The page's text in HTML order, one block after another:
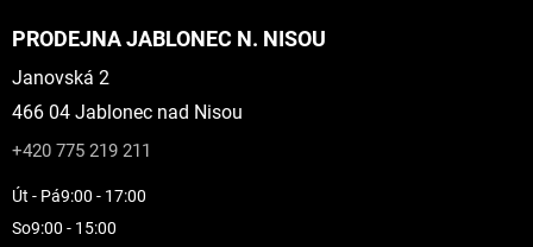
PRODEJNA JABLONEC N. NISOU
Janovská 2
466 04 Jablonec nad Nisou
+420 775 219 211
Út - Pá9:00 - 17:00
So9:00 - 15:00